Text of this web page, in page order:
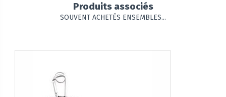
Produits associés
SOUVENT ACHETÉS ENSEMBLES...